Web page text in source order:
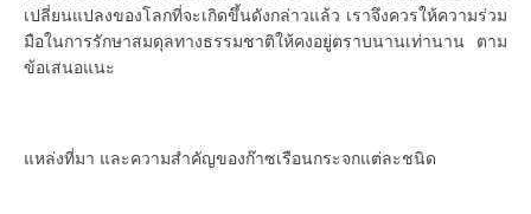
เปลี่ยนแปลงของโลกที่จะเกิดขึ้นดังกล่าวแล้ว เราจึงควรให้ความร่วม
มือในการรักษาสมดุลทางธรรมชาติให้คงอยู่ตราบนานเท่านาน ตาม
ข้อเสนอแนะ
แหล่งที่มา และความสำคัญของก๊าซเรือนกระจกแต่ละชนิด